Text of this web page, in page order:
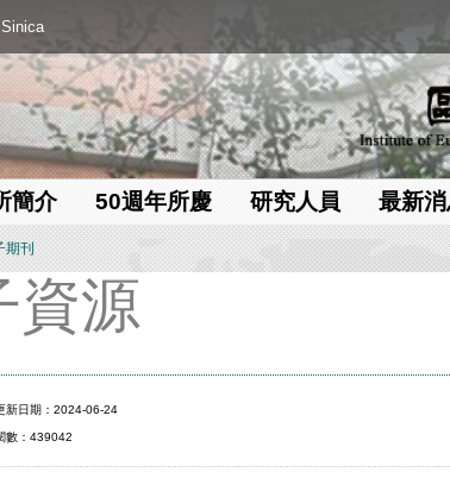
簡介 50週年所慶 研究人員 最新消
期刊
資源
新日期：2024-06-24
數：439042